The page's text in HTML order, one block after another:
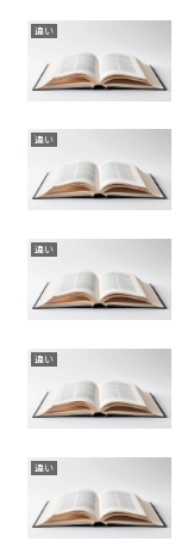
違い
違い
違い
違い
違い